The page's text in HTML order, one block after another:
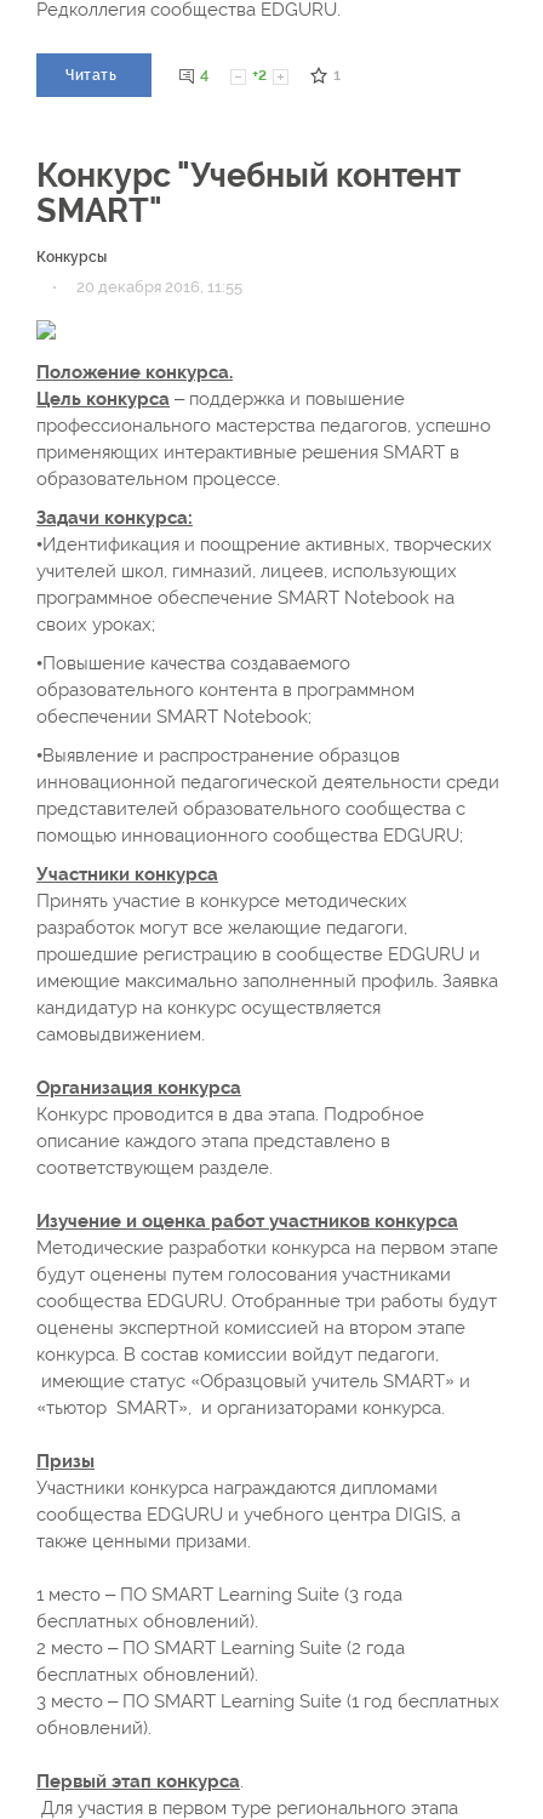
Редколлегия сообщества EDGURU.
Читать 4 +2 1
Конкурс "Учебный контент
SMART"
Конкурсы
· 20 декабря 2016, 11:55
Положение конкурса.
Цель конкурса – поддержка и повышение
профессионального мастерства педагогов, успешно
применяющих интерактивные решения SMART в
образовательном процессе.
Задачи конкурса:
•Идентификация и поощрение активных, творческих
учителей школ, гимназий, лицеев, использующих
программное обеспечение SMART Notebook на
своих уроках;
•Повышение качества создаваемого
образовательного контента в программном
обеспечении SMART Notebook;
•Выявление и распространение образцов
инновационной педагогической деятельности среди
представителей образовательного сообщества с
помощью инновационного сообщества EDGURU;
Участники конкурса
Принять участие в конкурсе методических
разработок могут все желающие педагоги,
прошедшие регистрацию в сообществе EDGURU и
имеющие максимально заполненный профиль. Заявка
кандидатур на конкурс осуществляется
самовыдвижением.
Организация конкурса
Конкурс проводится в два этапа. Подробное
описание каждого этапа представлено в
соответствующем разделе.
Изучение и оценка работ участников конкурса
Методические разработки конкурса на первом этапе
будут оценены путем голосования участниками
сообщества EDGURU. Отобранные три работы будут
оценены экспертной комиссией на втором этапе
конкурса. В состав комиссии войдут педагоги,
имеющие статус «Образцовый учитель SMART» и
«тьютор SMART», и организаторами конкурса.
Призы
Участники конкурса награждаются дипломами
сообщества EDGURU и учебного центра DIGIS, а
также ценными призами.
1 место – ПO SMART Learning Suite (3 года
бесплатных обновлений).
2 место – ПO SMART Learning Suite (2 года
бесплатных обновлений).
3 место – ПO SMART Learning Suite (1 год бесплатных
обновлений).
Первый этап конкурса.
Для участия в первом туре регионального этапа